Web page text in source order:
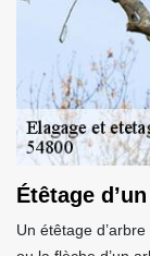
Étêtage
Un étêtage